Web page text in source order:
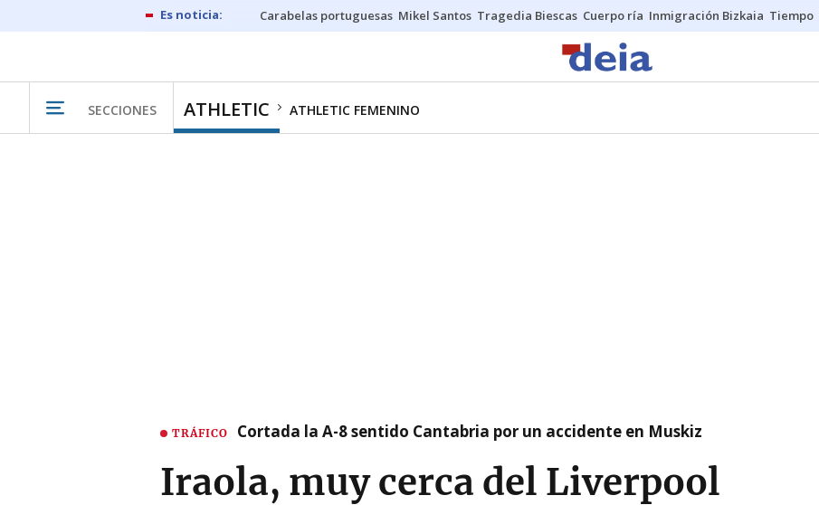
Carabelas portuguesas Mikel Santos Tragedia Biescas Cuerpo ría Inmigración Bizkaia Tiempo
SECCIONES ATHLETIC ATHLETIC FEMENINO
TRÁFICO Cortada la A-8 sentido Cantabria por un accidente en Muskiz
Iraola, muy cerca del Liverpool